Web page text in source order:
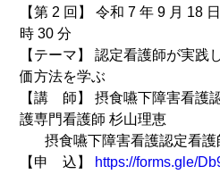
【第 2 回】 令和 7 年 9 月 18
時 30 分
【テーマ】 認定看護師が実践
価方法を学ぶ
【講 師】 摂食嚥下障害看護
護専門看護
摂食嚥下障害看護認定看護
【申 込】 https://forms.gle/